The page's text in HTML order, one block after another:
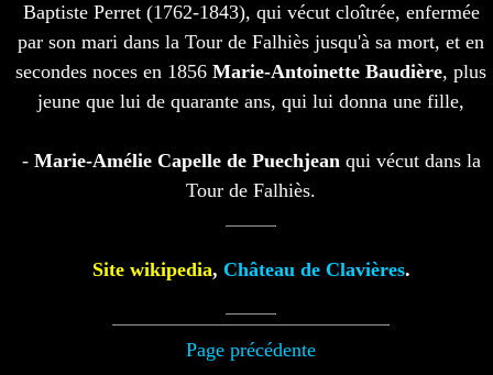
Baptiste Perret (1762-1843), qui vécut cloîtrée, enfermée
par son mari dans la Tour de Falhiès jusqu'à sa mort, et en
secondes noces en 1856 Marie-Antoinette Baudière, plus
jeune que lui de quarante ans, qui lui donna une fille,
- Marie-Amélie Capelle de Puechjeanqui vécut dans la
Tour de Falhiès.
Site wikipedia, Château de Clavières.
Page précédente